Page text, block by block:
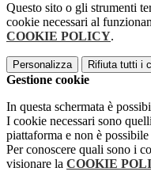
Questo sito o gli strumenti
cookie necessari al
COOKIE POLICY.
Personalizza Rifiuta tutti i
Gestione cookie
In questa schermata è
I cookie necessari sono
piattaforma e non è
Per conoscere quali sono i
visionare la COOKIE